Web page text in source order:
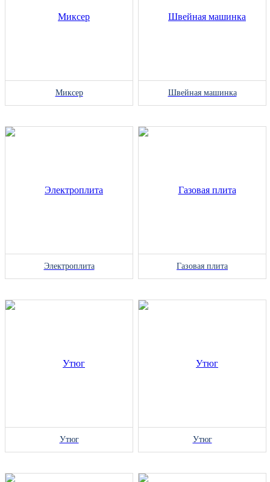
Миксер Швейная машинка
Электроплита Газовая плита
Утюг Утюг